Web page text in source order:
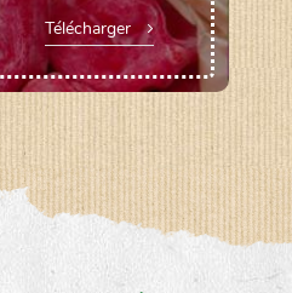
Télécharger